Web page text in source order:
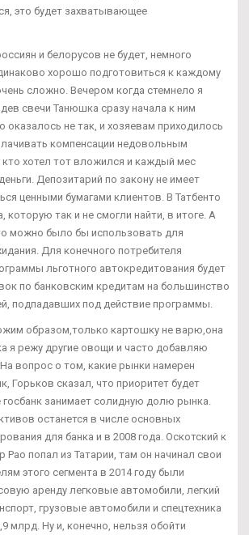
это будет захватывающее
и белорусов не будет, немного
хорошо подготовиться к каждому
сложно. Вечером когда стемнело я
свечи Танюшка сразу начала к ним
оказалось не так, и хозяевам приходилось
компенсации недовольным
кто хотел тот вложился и каждый мес
Депозитарий по закону не имеет
ценными бумагами клиентов. В Татбенто
которую так и не смогли найти, в итоге. А
можно было бы использовать для
Для конечного потребителя
льготного автокредитования будет
по банковским кредитам на большинство
подпадавших под действие программы.
образом,только картошку не варю,она
я режу другие овощи и часто добавляю
вопрос о том, какие рынки намерен
Горьков сказал, что приоритет будет
госбанк занимает солидную долю рынка.
останется в числе основных
для банка и в 2008 года. Оскотский к
Рао попал из Татарии, там он начинал свои
этого сегмента в 2014 году были
аренду легковые автомобили, легкий
грузовые автомобили и спецтехника
млрд. Ну и, конечно, нельзя обойти